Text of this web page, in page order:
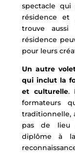
spectacle
résidence et
trouve
résidence
pour leurs
Un autre
qui inclut la
et culturelle.
formateurs
traditionnelle,
pas de lieu
diplôme à